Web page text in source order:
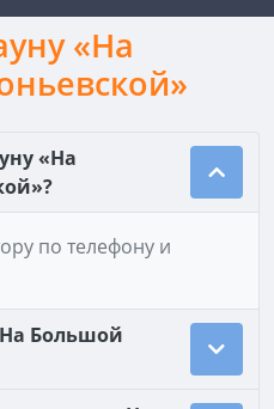
«На
«На
по телефону и
Большой